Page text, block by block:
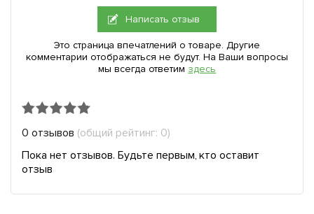
Написать отзыв
Это страница впечатлений о товаре. Другие
комментарии отображаться не будут. На Ваши вопросы
мы всегда ответим здесь
0 отзывов (общий рейтинг: 0)
Пока нет отзывов. Будьте первым, кто оставит
отзыв